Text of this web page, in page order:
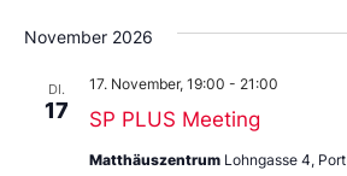
November 2026
DI.
17 SP PLUS Meeting
17. November, 19:00 - 21:00
Matthäuszentrum Lohngasse 4, Port